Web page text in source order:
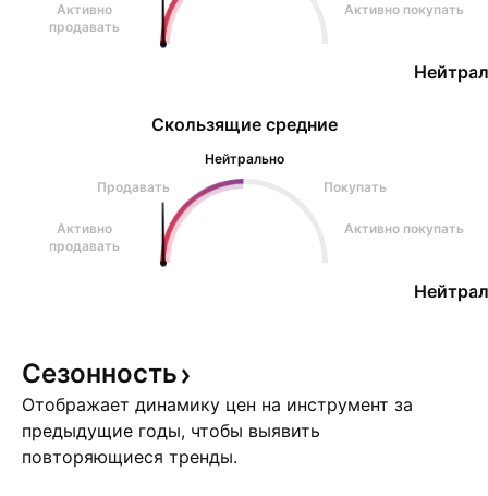
Активно
продавать
Активно покупать
Скользящие средние
Нейтрально
Продавать
Покупать
Активно
продавать
Активно покупать
Сезонность
Отображает динамику цен на инструмент за
предыдущие годы, чтобы выявить
повторяющиеся тренды.